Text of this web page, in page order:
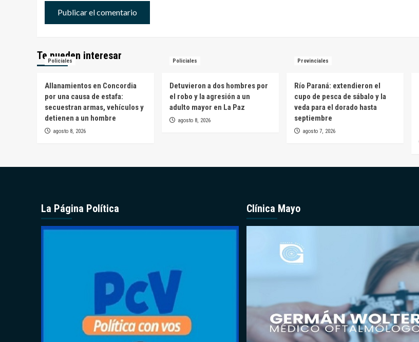
Te pueden interesar
Policiales
Allanamientos en Concordia
por una causa de estafa:
secuestran armas, vehículos y
detienen a un hombre
agosto 8, 2026
Policiales
Detuvieron a dos hombres por
el robo y la agresión a un
adulto mayor en La Paz
agosto 8, 2026
Provinciales
Río Paraná: extendieron el
cupo de pesca de sábalo y la
veda para el dorado hasta
septiembre
agosto 7, 2026
La Página Política Clínica Mayo